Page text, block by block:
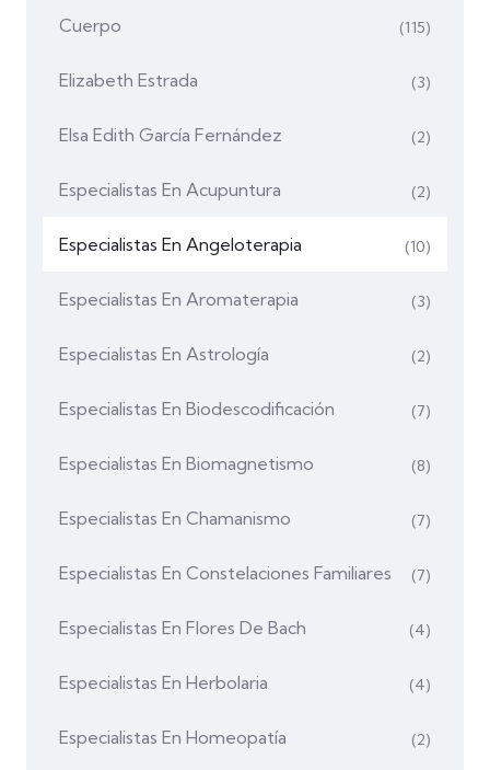
Cuerpo (115)
Elizabeth Estrada (3)
Elsa Edith García Fernández (2)
Especialistas En Acupuntura (2)
Especialistas En Angeloterapia (10)
Especialistas En Aromaterapia (3)
Especialistas En Astrología (2)
Especialistas En Biodescodificación (7)
Especialistas En Biomagnetismo (8)
Especialistas En Chamanismo (7)
Especialistas En Constelaciones Familiares (7)
Especialistas En Flores De Bach (4)
Especialistas En Herbolaria (4)
Especialistas En Homeopatía (2)